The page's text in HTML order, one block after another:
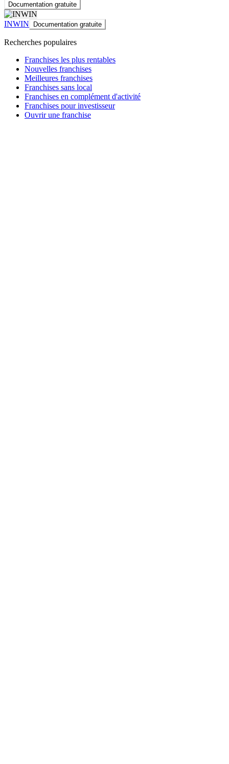
Documentation gratuite
INWIN Documentation gratuite
Recherches populaires
Franchises les plus rentables
Nouvelles franchises
Meilleures franchises
Franchises sans local
Franchises en complément d'activité
Franchises pour investisseur
Ouvrir une franchise